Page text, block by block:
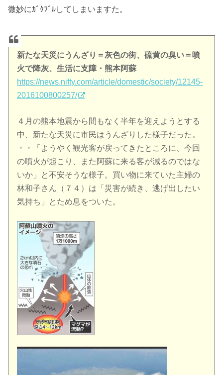
微妙にｶﾞｸﾌﾞﾙしてしまいますた。
新たな天災にうんざり＝灰色の街、硫黄の臭い＝噴
火で降灰、生活に支障・熊本阿蘇
https://news.nifty.com/article/domestic/society/12145-
2016100800257/
４月の熊本地震から間もなく半年を迎えようとする
中、新たな天災に市民はうんざりした様子だった。
・・「ようやく観光客が戻ってきたところに、今回
の噴火が起こり、また阿蘇に来る客が減るのではな
いか」と不安そうな様子。買い物に来ていた主婦の
林和子さん（７４）は「災害が続き、逃げ出したい
気持ち」とため息をついた。